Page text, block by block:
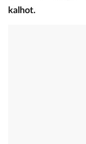
kalhot.